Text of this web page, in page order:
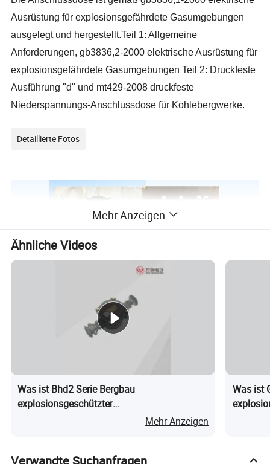
Ausrüstung für explosionsgefährdete Gasumgebungen
ausgelegt und hergestellt.Teil 1: Allgemeine
Anforderungen, gb3836,2-2000 elektrische Ausrüstung für
explosionsgefährdete Gasumgebungen Teil 2: Druckfeste
Ausführung "d" und mt429-2008 druckfeste
Niederspannungs-Anschlussdose für Kohlebergwerke.
Detaillierte Fotos
Mehr Anzeigen
Ähnliche Videos
Was ist Bhd2 Serie Bergbau
explosionsgeschützter
Niederspannungskabel-Verbindungsbox
Mehr Anzeigen
Was ist
Verwandte Suchanfragen